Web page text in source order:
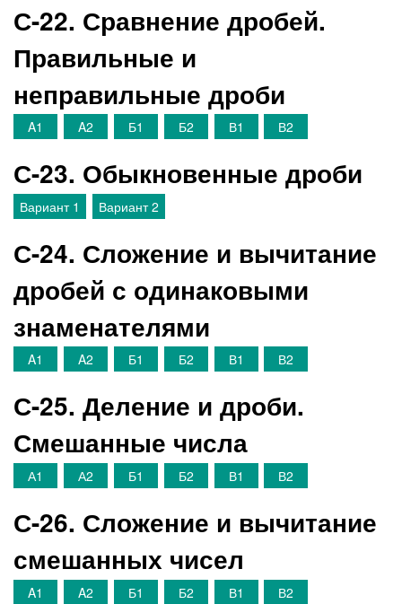
С-22. Сравнение дробей.
Правильные и
неправильные дроби
A1 A2 Б1 Б2 В1 В2
С-23. Обыкновенные дроби
Вариант 1 Вариант 2
С-24. Сложение и вычитание
дробей с одинаковыми
знаменателями
A1 A2 Б1 Б2 В1 В2
С-25. Деление и дроби.
Смешанные числа
А1 А2 Б1 Б2 В1 В2
С-26. Сложение и вычитание
смешанных чисел
A1 A2 Б1 Б2 В1 В2